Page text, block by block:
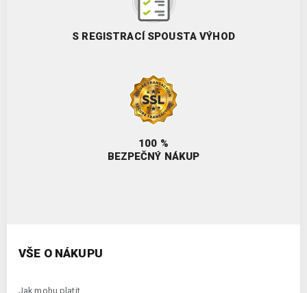
S REGISTRACÍ SPOUSTA VÝHOD
100 %
BEZPEČNÝ NÁKUP
VŠE O NÁKUPU
Jak mohu platit